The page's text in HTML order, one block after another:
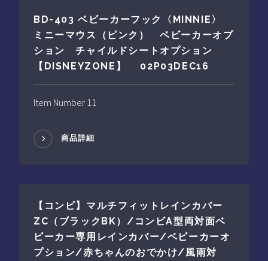
BD-403 ベビーカーフック〈MINNIE〉
ミニーマウス（ピンク） ベビーカーオプ
ション チャイルドシートオプション
【DISNEYZONE】 02P03DEC16
Item Number 11
商品詳細
【コンビ】マルチフィットレインカバー
ZC（ブラックBK）/コンビA型両対面ベ
ビーカー専用レインカバー/ベビーカーオ
プション/赤ちゃんのおでかけ/風雨対